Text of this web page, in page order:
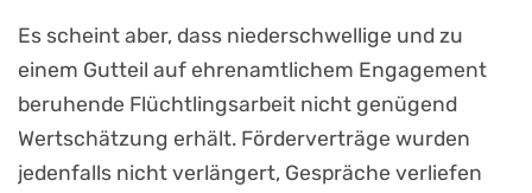
Es scheint aber, dass niederschwellige und zu
einem Gutteil auf ehrenamtlichem Engagement
beruhende Flüchtlingsarbeit nicht genügend
Wertschätzung erhält. Förderverträge wurden
jedenfalls nicht verlängert, Gespräche verliefen